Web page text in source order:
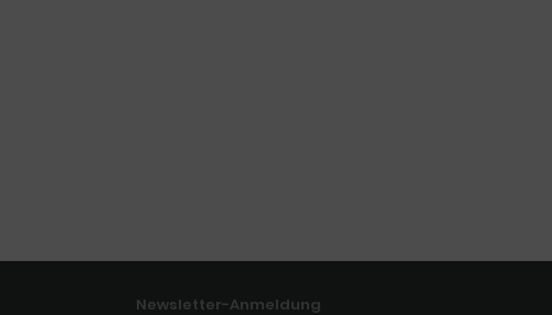
Newsletter-Anmeldung